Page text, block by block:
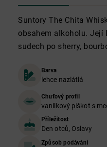
Suntory The Chita
obsahem alkoholu. Její
sudech po sherry,
Barva
lehce nazlátlá
Chuťový profil
vanilkový piškot s
Příležitost
Den otců, Oslavy
Způsob podávání